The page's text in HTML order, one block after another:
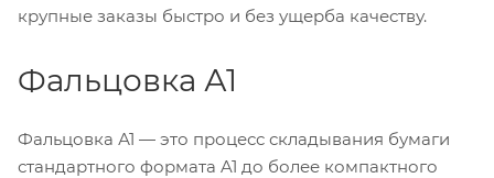
крупные заказы быстро и без ущерба качеству.
Фальцовка А1
Фальцовка А1 — это процесс складывания бумаги
стандартного формата A1 до более компактного